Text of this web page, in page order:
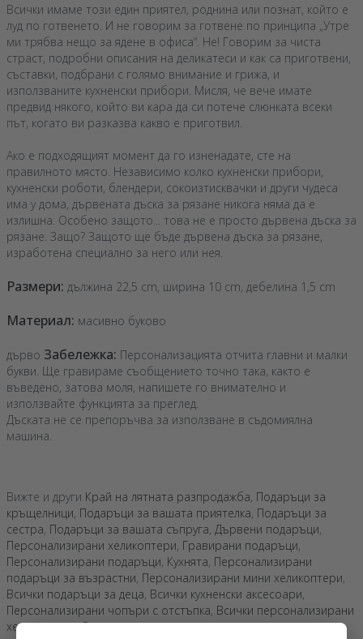
Всички имаме този един приятел, роднина или познат, който е
луд по готвенето. И не говорим за готвене по принципа „Утре
ми трябва нещо за ядене в офиса“. Не! Говорим за чиста
страст, подробни описания на деликатеси и как са приготвени,
съставки, подбрани с голямо внимание и грижа, и
използваните кухненски прибори. Мисля, че вече имате
предвид някого, който ви кара да си потече слюнката всеки
път, когато ви разказва какво е приготвил.
Ако е подходящият момент да го изненадате, сте на
правилното място. Независимо колко кухненски прибори,
кухненски роботи, блендери, сокоизтисквачки и други чудеса
има у дома, дървената дъска за рязане никога няма да е
излишна. Особено защото... това не е просто дървена дъска за
рязане. Защо? Защото ще бъде дървена дъска за рязане,
изработена специално за него или нея.
Размери: дължина 22,5 cm, ширина 10 cm, дебелина 1,5 cm
Материал: масивно буково
дърво Забележка: Персонализацията отчита главни и малки
букви. Ще гравираме съобщението точно така, както е
въведено, затова моля, напишете го внимателно и
използвайте функцията за преглед.
Дъската не се препоръчва за използване в съдомиялна
машина.
Вижте и други Край на лятната разпродажба, Подаръци за
кръщелници, Подаръци за вашата приятелка, Подаръци за
сестра, Подаръци за вашата съпруга, Дървени подаръци,
Персонализирани хеликоптери, Гравирани подаръци,
Персонализирани подаръци, Кухнята, Персонализирани
подаръци за възрастни, Персонализирани мини хеликоптери,
Всички подаръци за деца, Всички кухненски аксесоари,
Персонализирани чопъри с отстъпка, Всички персонализирани
хеликоптери,Отстъпки на седмицата.